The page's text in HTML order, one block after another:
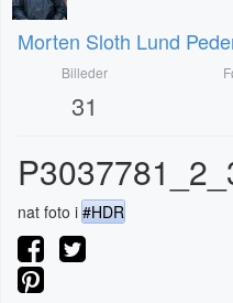
Morten Sloth Lund
Billeder
31
nat foto i #HDR